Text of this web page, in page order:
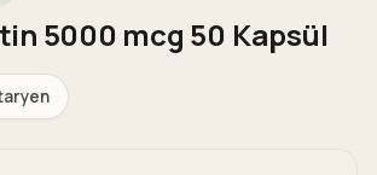
5000 mcg 50 Kapsül